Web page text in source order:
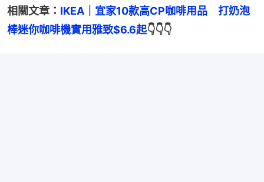
相關文章： IKEA｜宜家10款高CP咖啡用品　打奶泡
棒迷你咖啡機實用雅致$6.6起👇👇👇